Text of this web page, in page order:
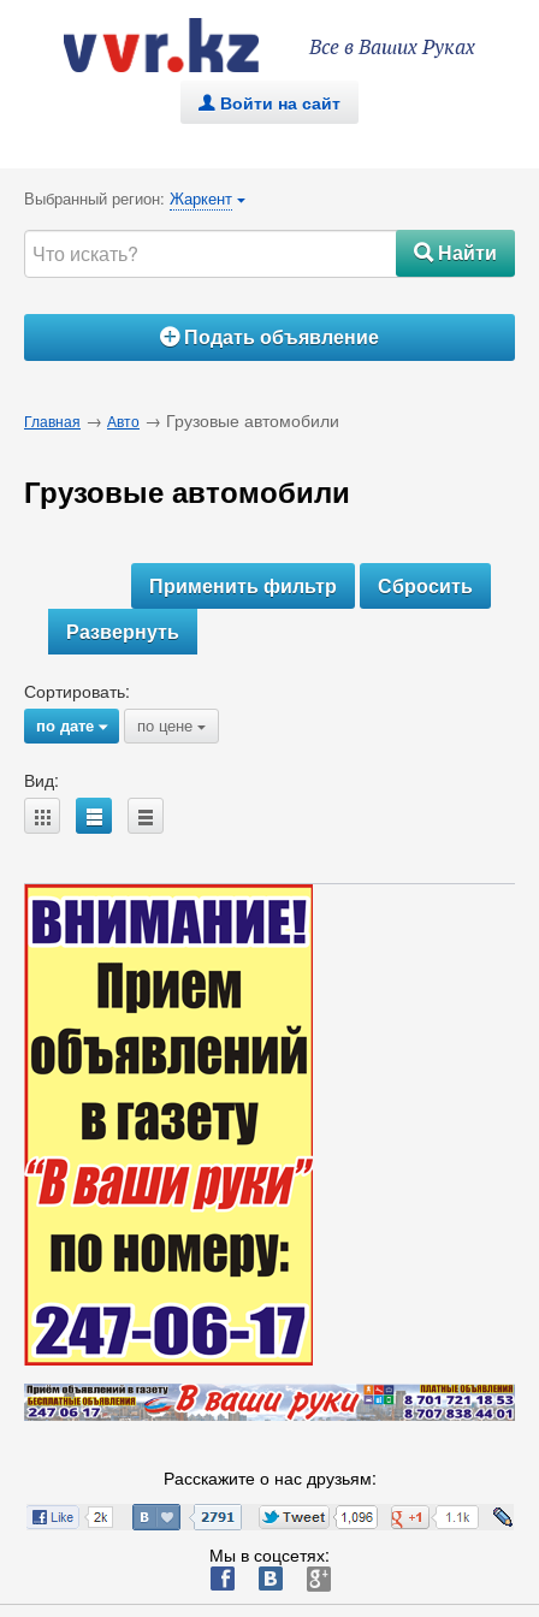
Все в Ваших Руках
. Войти на сайт
Выбранный регион: Жаркент {
#Найти
ÁПодать объявление
Главная → Авто → Грузовые автомобили
Грузовые автомобили
Развернуть
Сортировать:
по дате{ по цене {
Вид:
A B C
Расскажите о нас друзьям:
Мы в соцсетях:
ä æ è